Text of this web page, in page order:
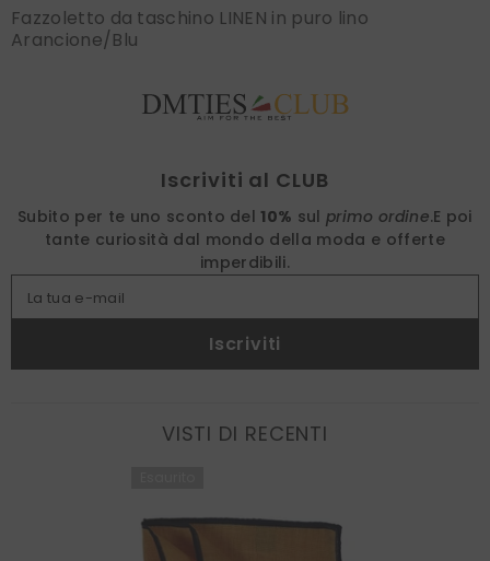
Fazzoletto da taschino LINEN in puro lino
Arancione/Blu
Iscriviti al CLUB
Subito per te uno sconto del 10% sulprimo ordine.E poi
tante curiosità dal mondo della moda e offerte
imperdibili.
La tua e-mail
Iscriviti
VISTI DI RECENTI